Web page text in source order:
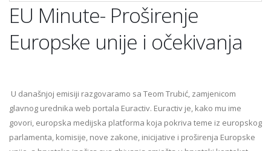
EU Minute- Proširenje
Europske unije i očekivanja
U današnjoj emisiji razgovaramo sa Teom Trubić, zamjenicom
glavnog urednika web portala Euractiv. Euractiv je, kako mu ime
govori, europska medijska platforma koja pokriva teme iz europskog
parlamenta, komisije, nove zakone, inicijative i proširenja Europske